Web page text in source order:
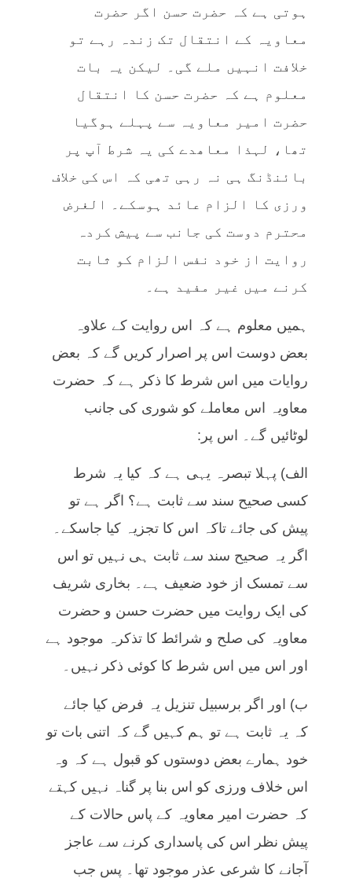
ہوتی ہے کہ حضرت حسن اگر حضرت
معاویہ کے انتقال تک زندہ رہے تو
خلافت انہیں ملے گی۔ لیکن یہ بات
معلوم ہے کہ حضرت حسن کا انتقال
حضرت امیر معاویہ سے پہلے ہوگیا
تھا، لہذا معاھدے کی یہ شرط آپ پر
بائنڈنگ ہی نہ رہی تھی کہ اس کی خلاف
ورزی کا الزام عائد ہوسکے۔ الغرض
محترم دوست کی جانب سے پیش کردہ
روایت از خود نفس الزام کو ثابت
کرنے میں غیر مفید ہے۔
ہمیں معلوم ہے کہ اس روایت کے علاوہ
بعض دوست اس پر اصرار کریں گے کہ بعض
روایات میں اس شرط کا ذکر ہے کہ حضرت
معاویہ اس معاملے کو شوری کی جانب
لوٹائیں گے۔ اس پر:
الف) پہلا تبصرہ یہی ہے کہ کیا یہ شرط
کسی صحیح سند سے ثابت ہے؟ اگر ہے تو
پیش کی جائے تاکہ اس کا تجزیہ کیا جاسکے۔
اگر یہ صحیح سند سے ثابت ہی نہیں تو اس
سے تمسک از خود ضعیف ہے۔ بخاری شریف
کی ایک روایت میں حضرت حسن و حضرت
معاویہ کی صلح و شرائط کا تذکرہ موجود ہے
اور اس میں اس شرط کا کوئی ذکر نہیں۔
ب) اور اگر برسبیل تنزیل یہ فرض کیا جائے
کہ یہ ثابت ہے تو ہم کہیں گے کہ اتنی بات تو
خود ہمارے بعض دوستوں کو قبول ہے کہ وہ
اس خلاف ورزی کو اس بنا پر گناہ نہیں کہتے
کہ حضرت امیر معاویہ کے پاس حالات کے
پیش نظر اس کی پاسداری کرنے سے عاجز
آجانے کا شرعی عذر موجود تھا۔ پس جب